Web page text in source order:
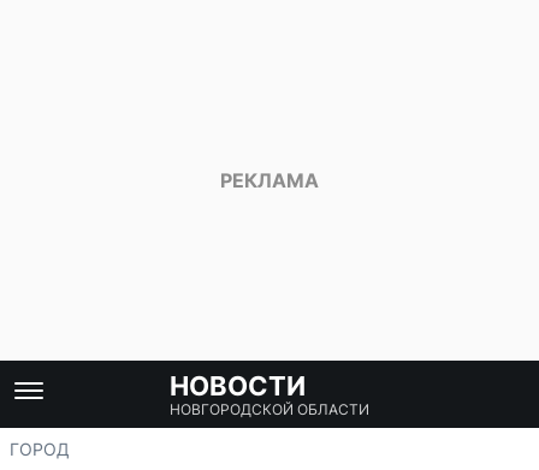
НОВОСТИ
НОВГОРОДСКОЙ ОБЛАСТИ
ГОРОД